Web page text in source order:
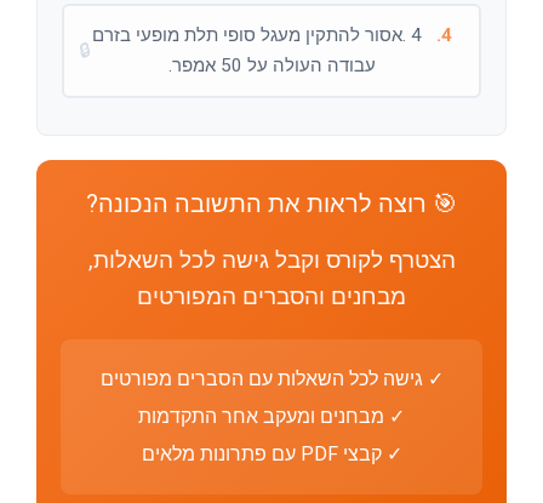
4.
4 .אסור להתקין מעגל סופי תלת מופעי בזרם
עבודה העולה על 50 אמפר.
🔒
🎯 רוצה לראות את התשובה הנכונה?
הצטרף לקורס וקבל גישה לכל השאלות,
מבחנים והסברים המפורטים
✓ גישה לכל השאלות עם הסברים מפורטים
✓ מבחנים ומעקב אחר התקדמות
✓ קבצי PDF עם פתרונות מלאים